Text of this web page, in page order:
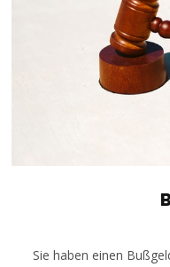
Sie haben einen